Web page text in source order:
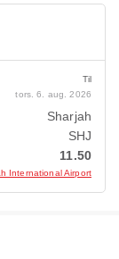
Til
tors. 6. aug. 2026
Sharjah
SHJ
11.50
International Airport